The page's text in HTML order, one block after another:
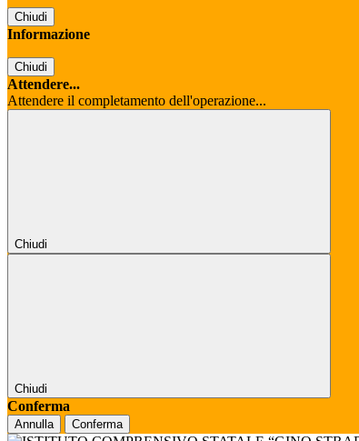
Chiudi
Informazione
Chiudi
Attendere...
Attendere il completamento dell'operazione...
Chiudi
Chiudi
Conferma
Annulla Conferma